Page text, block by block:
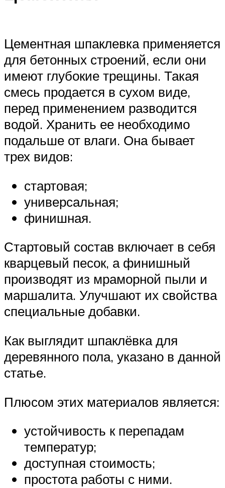
Цементная шпаклевка применяется
для бетонных строений, если они
имеют глубокие трещины. Такая
смесь продается в сухом виде,
перед применением разводится
водой. Хранить ее необходимо
подальше от влаги. Она бывает
трех видов:
стартовая;
универсальная;
финишная.
Стартовый состав включает в себя
кварцевый песок, а финишный
производят из мраморной пыли и
маршалита. Улучшают их свойства
специальные добавки.
Как выглядит шпаклёвка для
деревянного пола, указано в данной
статье.
Плюсом этих материалов является:
устойчивость к перепадам
температур;
доступная стоимость;
простота работы с ними.